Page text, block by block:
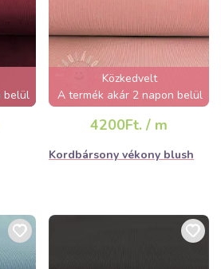
belül
Közkedvelt
A termék akár 2 napon belül
elfogyhat!
4200Ft. / m
Kordbársony vékony blush